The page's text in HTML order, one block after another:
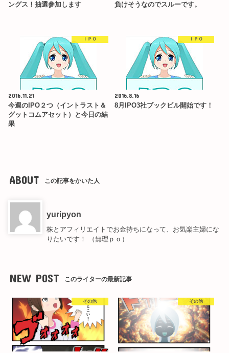
ングス！抽選参加します
負けそうなのでスルーです。
ＩＰＯ
2016.11.21
今週のIPO２つ（イントラスト＆
グットコムアセット）と今日の結
果
ＩＰＯ
2016.8.16
8月IPO3社ブックビル開始です！
ABOUT この記事をかいた人
yuripyon
株とアフィリエイトでお金持ちになって、お気楽主婦にな
りたいです！ （無理ｐｏ）
NEW POST このライターの最新記事
その他 その他